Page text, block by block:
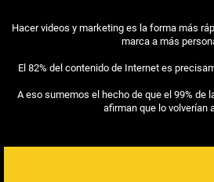
Hacer videos y marketing es la forma más
marca a más
El 82% del contenido de Internet es
A eso sumemos el hecho de que el 99% de
afirman que lo volverían